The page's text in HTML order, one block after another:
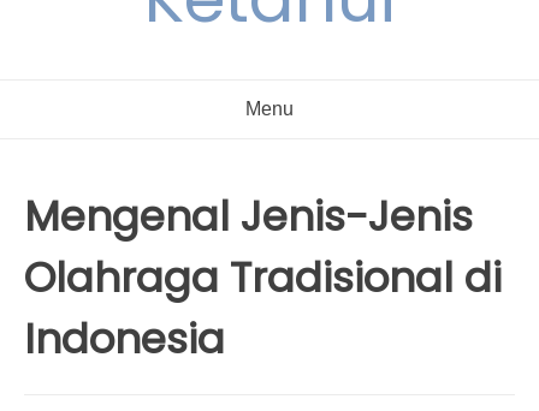
Menu
Mengenal Jenis-Jenis
Olahraga Tradisional di
Indonesia